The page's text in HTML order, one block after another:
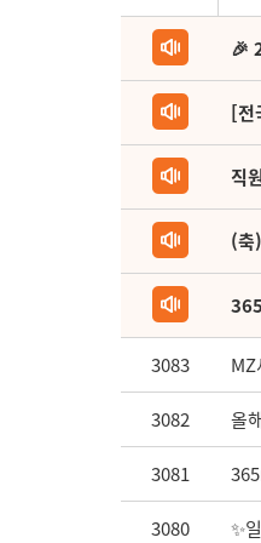
🎉
[전
직
(축
3083 MZ
3082 올
3081
3080 ✨